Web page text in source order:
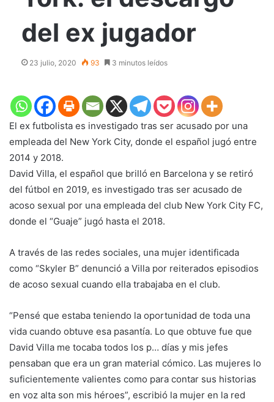
del ex jugador
23 julio, 2020 93 3 minutos leídos
El ex futbolista es investigado tras ser acusado por una
empleada del New York City, donde el español jugó entre
2014 y 2018.
David Villa, el español que brilló en Barcelona y se retiró
del fútbol en 2019, es investigado tras ser acusado de
acoso sexual por una empleada del club New York City FC,
donde el “Guaje” jugó hasta el 2018.
A través de las redes sociales, una mujer identificada
como “Skyler B” denunció a Villa por reiterados episodios
de acoso sexual cuando ella trabajaba en el club.
“Pensé que estaba teniendo la oportunidad de toda una
vida cuando obtuve esa pasantía. Lo que obtuve fue que
David Villa me tocaba todos los p… días y mis jefes
pensaban que era un gran material cómico. Las mujeres lo
suficientemente valientes como para contar sus historias
en voz alta son mis héroes”, escribió la mujer en la red